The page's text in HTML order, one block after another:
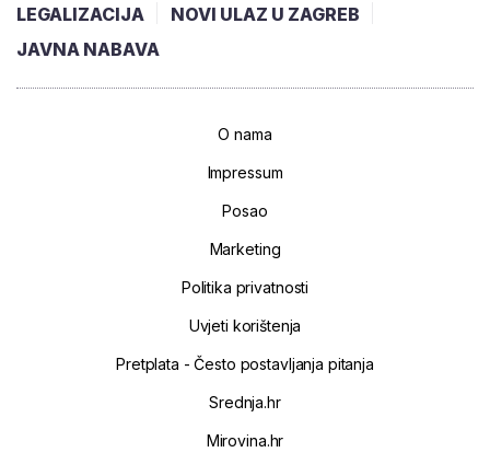
LEGALIZACIJA
NOVI ULAZ U ZAGREB
JAVNA NABAVA
O nama
Impressum
Posao
Marketing
Politika privatnosti
Uvjeti korištenja
Pretplata - Često postavljanja pitanja
Srednja.hr
Mirovina.hr